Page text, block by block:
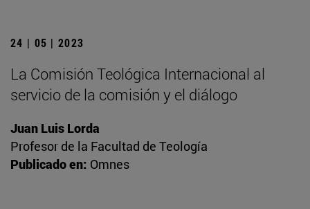
24 | 05 | 2023
La Comisión Teológica Internacional al
servicio de la comisión y el diálogo
Juan Luis Lorda
Profesor de la Facultad de Teología
Publicado en: Omnes